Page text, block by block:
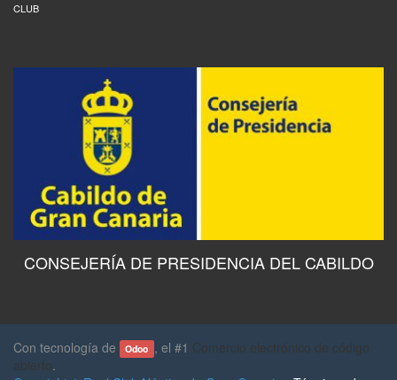
CLUB
CONSEJERÍA DE PRESIDENCIA DEL CABILDO
Con tecnología de Odoo , el #1 Comercio electrónico de código
abierto.